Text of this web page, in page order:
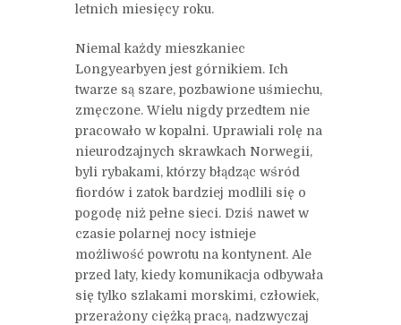
letnich miesięcy roku.
Niemal każdy mieszkaniec
Longyearbyen jest górnikiem. Ich
twarze są szare, pozbawione uśmiechu,
zmęczone. Wielu nigdy przedtem nie
pracowało w kopalni. Uprawiali rolę na
nieurodzajnych skrawkach Norwegii,
byli rybakami, którzy błądząc wśród
fiordów i zatok bardziej modlili się o
pogodę niż pełne sieci. Dziś nawet w
czasie polarnej nocy istnieje
możliwość powrotu na kontynent. Ale
przed laty, kiedy komunikacja odbywała
się tylko szlakami morskimi, człowiek,
przerażony ciężką pracą, nadzwyczaj